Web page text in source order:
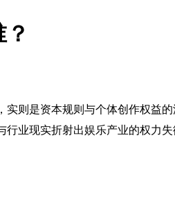
实则是资本规则与个体创作权益
业现实折射出娱乐产业的权力失